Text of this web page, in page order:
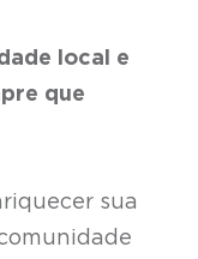
local e
que
sua